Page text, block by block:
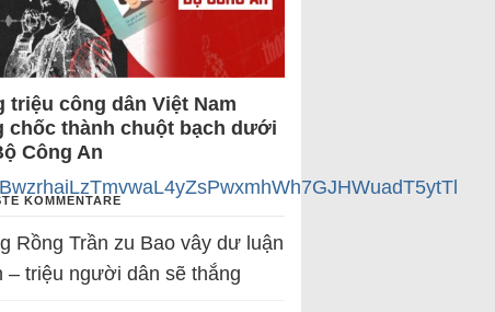
triệu công dân Việt Nam
chốc thành chuột bạch dưới
Công An
KOMMENTARE
Rồng Trần zu Bao vây dư luận
– triệu người dân sẽ thắng